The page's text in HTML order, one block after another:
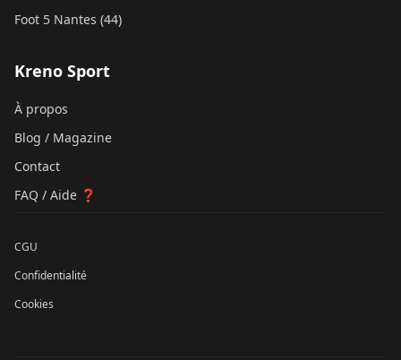
Foot 5 Nantes (44)
Kreno Sport
À propos
Blog / Magazine
Contact
FAQ / Aide ❓
CGU
Confidentialité
Cookies